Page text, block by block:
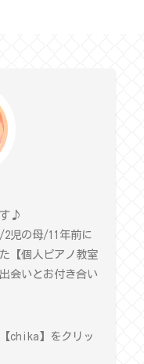
す♪
児の母/11年前に
【個人ピアノ教室
会いとお付き合い
chika】をクリッ